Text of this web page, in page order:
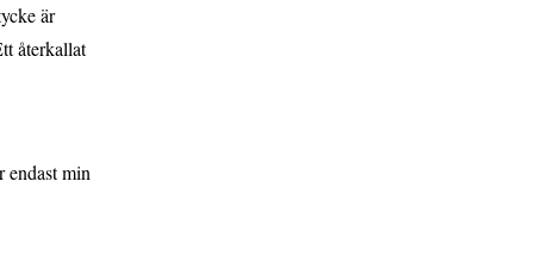
är
återkallat
endast min